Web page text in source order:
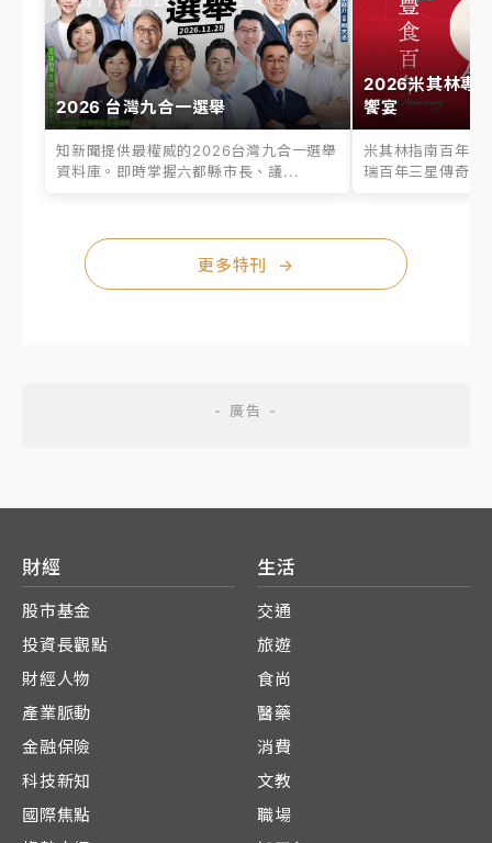
2026 台灣九合一選舉
知新聞提供最權威的2026台灣九合一選舉
資料庫。即時掌握六都縣市長、議...
2026米其林專
饗宴
米其林指南百年之
瑞百年三星傳奇、
更多特刊 →
財經
股市基金
投資長觀點
財經人物
產業脈動
金融保險
科技新知
國際焦點
生活
交通
旅遊
食尚
醫藥
消費
文教
職場